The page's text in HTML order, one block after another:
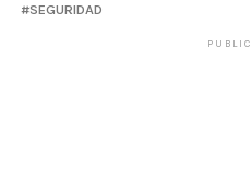
SEGURIDAD